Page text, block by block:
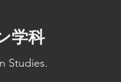
学科
Studies.